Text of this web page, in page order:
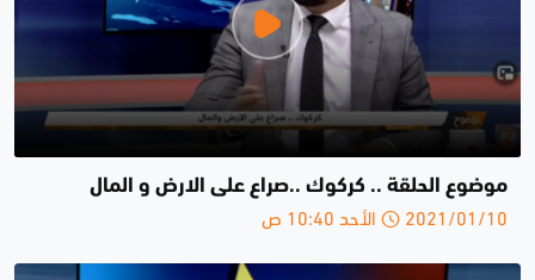
موضوع الحلقة .. كركوك ..صراع على الارض و المال
2021/01/10 الأحد 10:40 ص